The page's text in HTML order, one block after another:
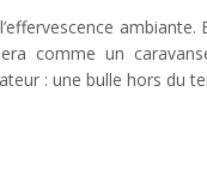
comme un
: une bulle hors du